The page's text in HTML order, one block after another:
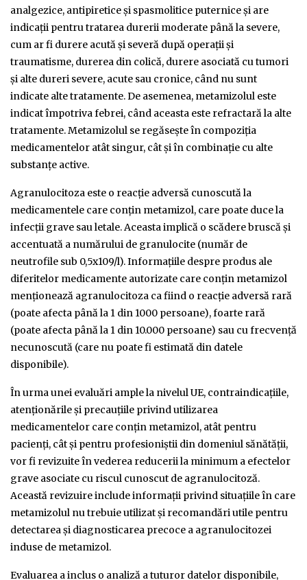
analgezice, antipiretice și spasmolitice puternice și are
indicaţii pentru tratarea durerii moderate până la severe,
cum ar fi durere acută şi severă după operaţii şi
traumatisme, durerea din colică, durere asociată cu tumori
şi alte dureri severe, acute sau cronice, când nu sunt
indicate alte tratamente. De asemenea, metamizolul este
indicat împotriva febrei, când aceasta este refractară la alte
tratamente. Metamizolul se regăsește în compoziția
medicamentelor atât singur, cât și în combinație cu alte
substanțe active.
Agranulocitoza este o reacție adversă cunoscută la
medicamentele care conțin metamizol, care poate duce la
infecții grave sau letale. Aceasta implică o scădere bruscă și
accentuată a numărului de granulocite (număr de
neutrofile sub 0,5x109/l). Informațiile despre produs ale
diferitelor medicamente autorizate care conțin metamizol
menționează agranulocitoza ca fiind o reacție adversă rară
(poate afecta până la 1 din 1000 persoane), foarte rară
(poate afecta până la 1 din 10.000 persoane) sau cu frecvență
necunoscută (care nu poate fi estimată din datele
disponibile).
În urma unei evaluări ample la nivelul UE, contraindicațiile,
atenționările și precauțiile privind utilizarea
medicamentelor care conțin metamizol, atât pentru
pacienți, cât și pentru profesioniștii din domeniul sănătății,
vor fi revizuite în vederea reducerii la minimum a efectelor
grave asociate cu riscul cunoscut de agranulocitoză.
Această revizuire include informații privind situațiile în care
metamizolul nu trebuie utilizat și recomandări utile pentru
detectarea și diagnosticarea precoce a agranulocitozei
induse de metamizol.
Evaluarea a inclus o analiză a tuturor datelor disponibile,